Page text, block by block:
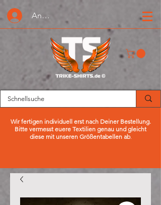
Anmelden oder Registrieren
Wir fertigen individuell erst nach Deiner Bestellung.
Bitte vermesst euere Textilien genau und gleicht
diese mit unseren Größentabellen ab.